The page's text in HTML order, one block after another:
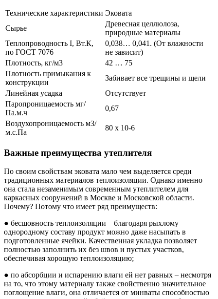
Технические характеристики Эковата
Сырье
Древесная целлюлоза,
природные материалы
Теплопроводность I, Вт.К,
по ГОСТ 7076
0,038… 0,041. (От влажности
не зависит)
Плотность, кг/м3
42 … 75
Плотность примыкания к
конструкции
Забивает все трещины и щели
Линейная усадка
Отсутствует
Паропроницаемость мг/
Па.м.ч
0,67
Воздухопроницаемость м3/
м.с.Па
80 х 10-6
Важные преимущества утеплителя
По своим свойствам эковата мало чем выделяется среди
традиционных материалов теплоизоляции. Однако именно
она стала незаменимым современным утеплителем для
каркасных сооружений в Москве и Московской области.
Почему? Потому что имеет ряд преимуществ:
● бесшовность теплоизоляции – благодаря рыхлому
однородному составу продукт можно даже насыпать в
подготовленные ячейки. Качественная укладка позволяет
полностью заполнить их без швов и пустых участков,
обеспечивая хорошую теплоизоляцию;
● по абсорбции и испарению влаги ей нет равных – несмотря
на то, что этому материалу также свойственно значительное
поглощение влаги, она отличается от минваты способностью